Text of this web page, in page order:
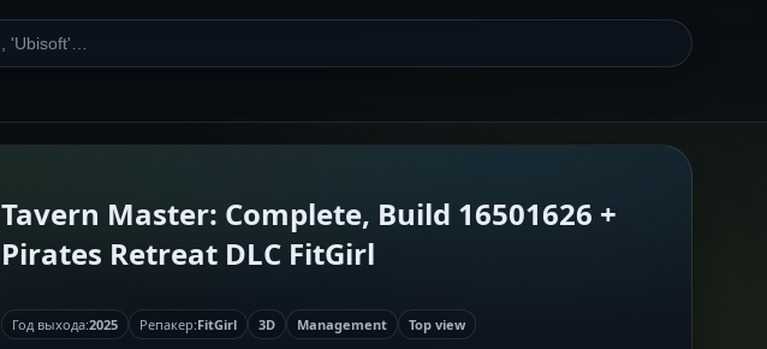
Tavern Master: Complete, Build 16501626 +
Pirates Retreat DLC FitGirl
Год выхода:2025 Репакер:FitGirl 3D Management Top view